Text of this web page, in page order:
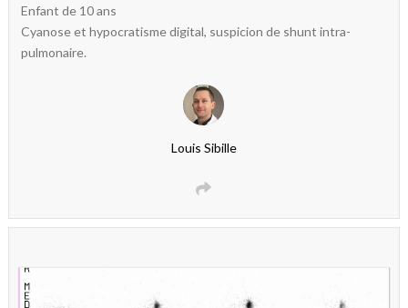
Enfant de 10 ans
Cyanose et hypocratisme digital, suspicion de shunt intra-
pulmonaire.
Louis Sibille